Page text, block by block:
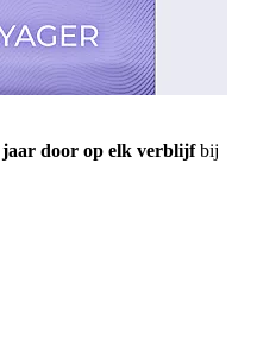
door op elk verblijfbij